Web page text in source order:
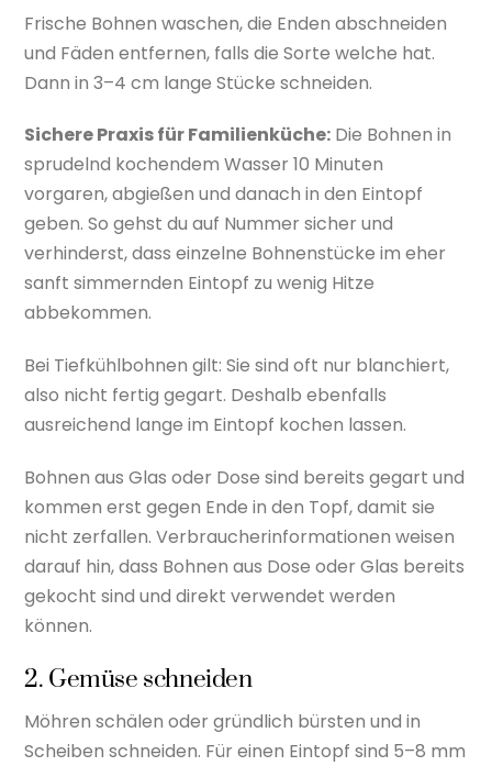
Frische Bohnen waschen, die Enden abschneiden
und Fäden entfernen, falls die Sorte welche hat.
Dann in 3–4 cm lange Stücke schneiden.
Sichere Praxis für Familienküche: Die Bohnen in
sprudelnd kochendem Wasser 10 Minuten
vorgaren, abgießen und danach in den Eintopf
geben. So gehst du auf Nummer sicher und
verhinderst, dass einzelne Bohnenstücke im eher
sanft simmernden Eintopf zu wenig Hitze
abbekommen.
Bei Tiefkühlbohnen gilt: Sie sind oft nur blanchiert,
also nicht fertig gegart. Deshalb ebenfalls
ausreichend lange im Eintopf kochen lassen.
Bohnen aus Glas oder Dose sind bereits gegart und
kommen erst gegen Ende in den Topf, damit sie
nicht zerfallen. Verbraucherinformationen weisen
darauf hin, dass Bohnen aus Dose oder Glas bereits
gekocht sind und direkt verwendet werden
können.
2. Gemüse schneiden
Möhren schälen oder gründlich bürsten und in
Scheiben schneiden. Für einen Eintopf sind 5–8 mm